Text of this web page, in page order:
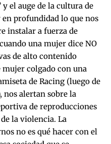
el auge de la cultura de
profundidad lo que nos
instalar a fuerza de
una mujer dice NO
de alto contenido
colgado con una
de Racing (luego de
nos alertan sobre la
de reproducciones
la violencia. La
no es qué hacer con el